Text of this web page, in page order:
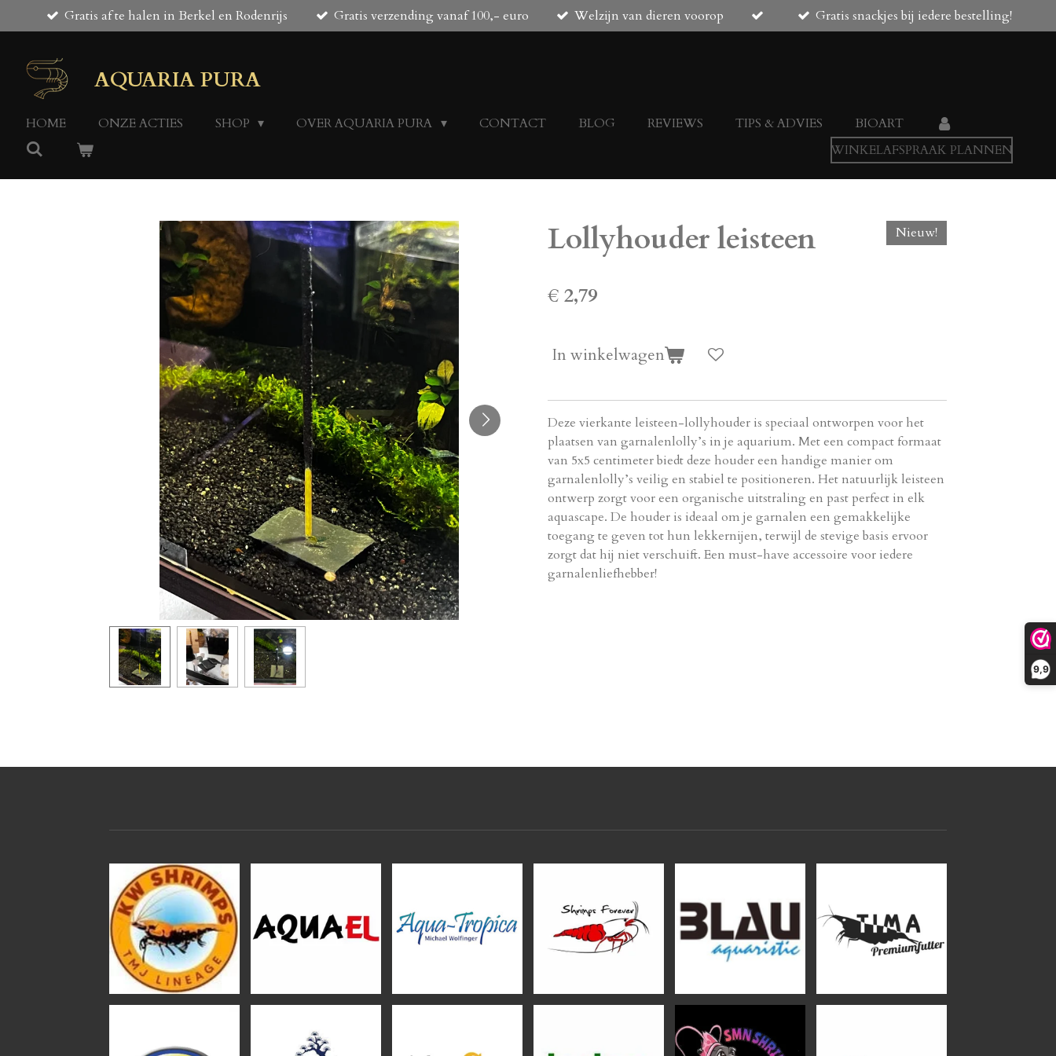
9,9
direct
hoofdinhoud
Gratis af te halen in Berkel en Rodenrijs Gratis verzending vanaf 100,- euro Welzijn van dieren voorop Gratis snackjes bij iedere bestelling!
AQUARIA PURA
HOME ONZE ACTIES SHOP OVER AQUARIA PURA CONTACT BLOG REVIEWS TIPS & ADVIES
BIOART
WINKELAFSPRAAK PLANNEN
Lollyhouder leisteen Nieuw!
€ 2,79
In winkelwagen
Deze vierkante leisteen-lollyhouder is speciaal ontworpen voor het
plaatsen van garnalenlolly’s in je aquarium. Met een compact formaat
van 5x5 centimeter biedt deze houder een handige manier om
garnalenlolly’s veilig en stabiel te positioneren. Het natuurlijk leisteen
ontwerp zorgt voor een organische uitstraling en past perfect in elk
aquascape. De houder is ideaal om je garnalen een gemakkelijke
toegang te geven tot hun lekkernijen, terwijl de stevige basis ervoor
zorgt dat hij niet verschuift. Een must-have accessoire voor iedere
garnalenliefhebber!